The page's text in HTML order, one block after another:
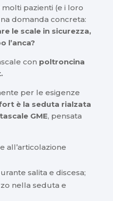
pazienti (e i loro
domanda concreta:
le scale in sicurezza,
l’anca?
con poltroncina
per le esigenze
è la seduta rialzata
GME, pensata
all’articolazione
salita e discesa;
nella seduta e